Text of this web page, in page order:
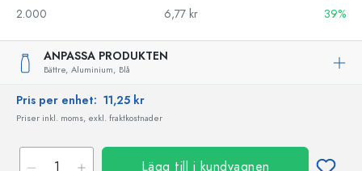
2.000
6,77 kr 39%
ANPASSA PRODUKTEN
Bättre, Aluminium, Blå
Pris per enhet: 11,25 kr
Priser inkl. moms, exkl. fraktkostnader
Lägg till i kundvagnen